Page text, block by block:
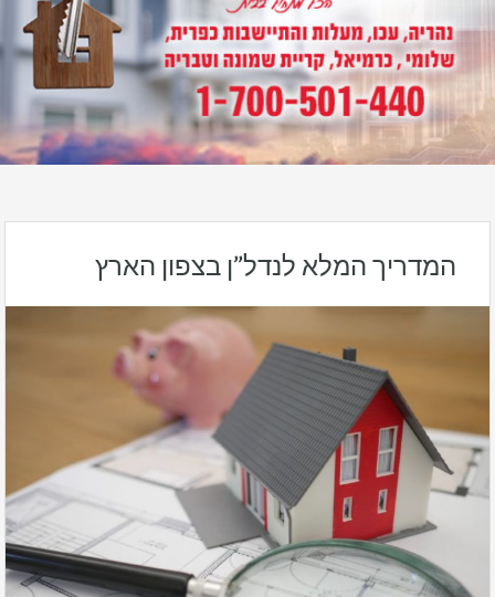
המדריך המלא לנדל”ן בצפון הארץ